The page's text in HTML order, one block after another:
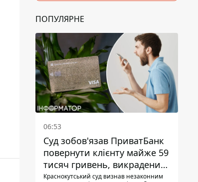
ПОПУЛЯРНЕ
06:53
Суд зобов'язав ПриватБанк
повернути клієнту майже 59
тисяч гривень, викрадених
шахраями
Краснокутський суд визнав незаконним